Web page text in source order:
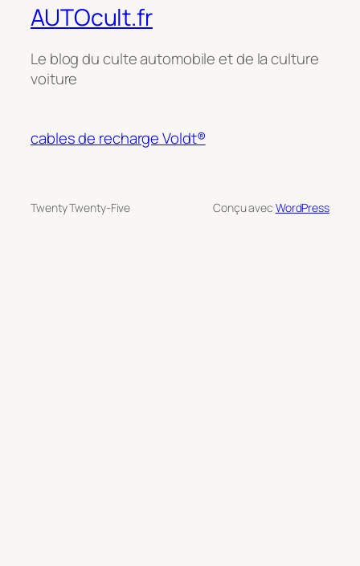
AUTOcult.fr
Le blog du culte automobile et de la culture
voiture
cables de recharge Voldt®
Twenty Twenty-Five Conçu avec WordPress